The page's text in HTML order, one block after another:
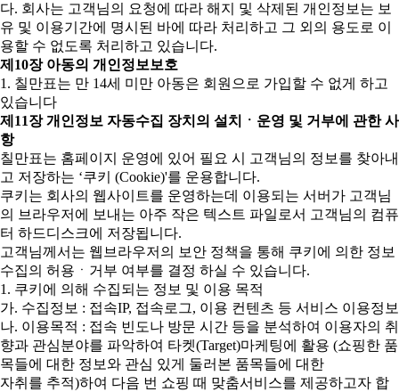
다. 회사는 고객님의 요청에 따라 해지 및 삭제된 개인정보는 보
유 및 이용기간에 명시된 바에 따라 처리하고 그 외의 용도로 이
용할 수 없도록 처리하고 있습니다.
제10장 아동의 개인정보보호
1. 칠만표는 만 14세 미만 아동은 회원으로 가입할 수 없게 하고
있습니다
제11장 개인정보 자동수집 장치의 설치ㆍ운영 및 거부에 관한 사
항
칠만표는 홈페이지 운영에 있어 필요 시 고객님의 정보를 찾아내
고 저장하는 ‘쿠키 (Cookie)'를 운용합니다.
쿠키는 회사의 웹사이트를 운영하는데 이용되는 서버가 고객님
의 브라우저에 보내는 아주 작은 텍스트 파일로서 고객님의 컴퓨
터 하드디스크에 저장됩니다.
고객님께서는 웹브라우저의 보안 정책을 통해 쿠키에 의한 정보
수집의 허용ㆍ거부 여부를 결정 하실 수 있습니다.
1. 쿠키에 의해 수집되는 정보 및 이용 목적
가. 수집정보 : 접속IP, 접속로그, 이용 컨텐츠 등 서비스 이용정보
나. 이용목적 : 접속 빈도나 방문 시간 등을 분석하여 이용자의 취
향과 관심분야를 파악하여 타켓(Target)마케팅에 활용 (쇼핑한 품
목들에 대한 정보와 관심 있게 둘러본 품목들에 대한
자취를 추적)하여 다음 번 쇼핑 때 맞춤서비스를 제공하고자 합